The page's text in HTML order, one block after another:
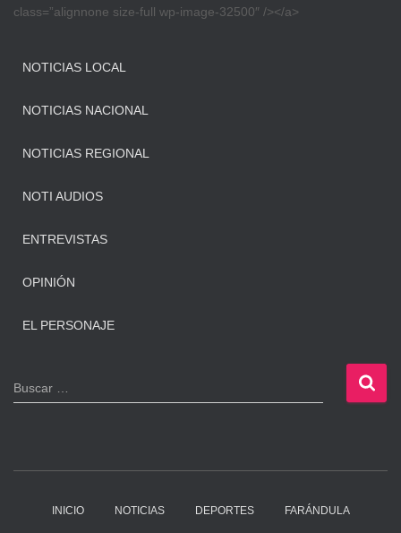
class=”alignnone size-full wp-image-32500″ /></a>
NOTICIAS LOCAL
NOTICIAS NACIONAL
NOTICIAS REGIONAL
NOTI AUDIOS
ENTREVISTAS
OPINIÓN
EL PERSONAJE
B
u
Buscar …
INICIO NOTICIAS DEPORTES FARÁNDULA